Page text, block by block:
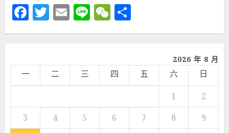
Facebook
Twitter
Email
LineWeChat
享
2026 年 8 月
一 二 三 四 五 六
日
1
2
3
4 5 6 7 8
9